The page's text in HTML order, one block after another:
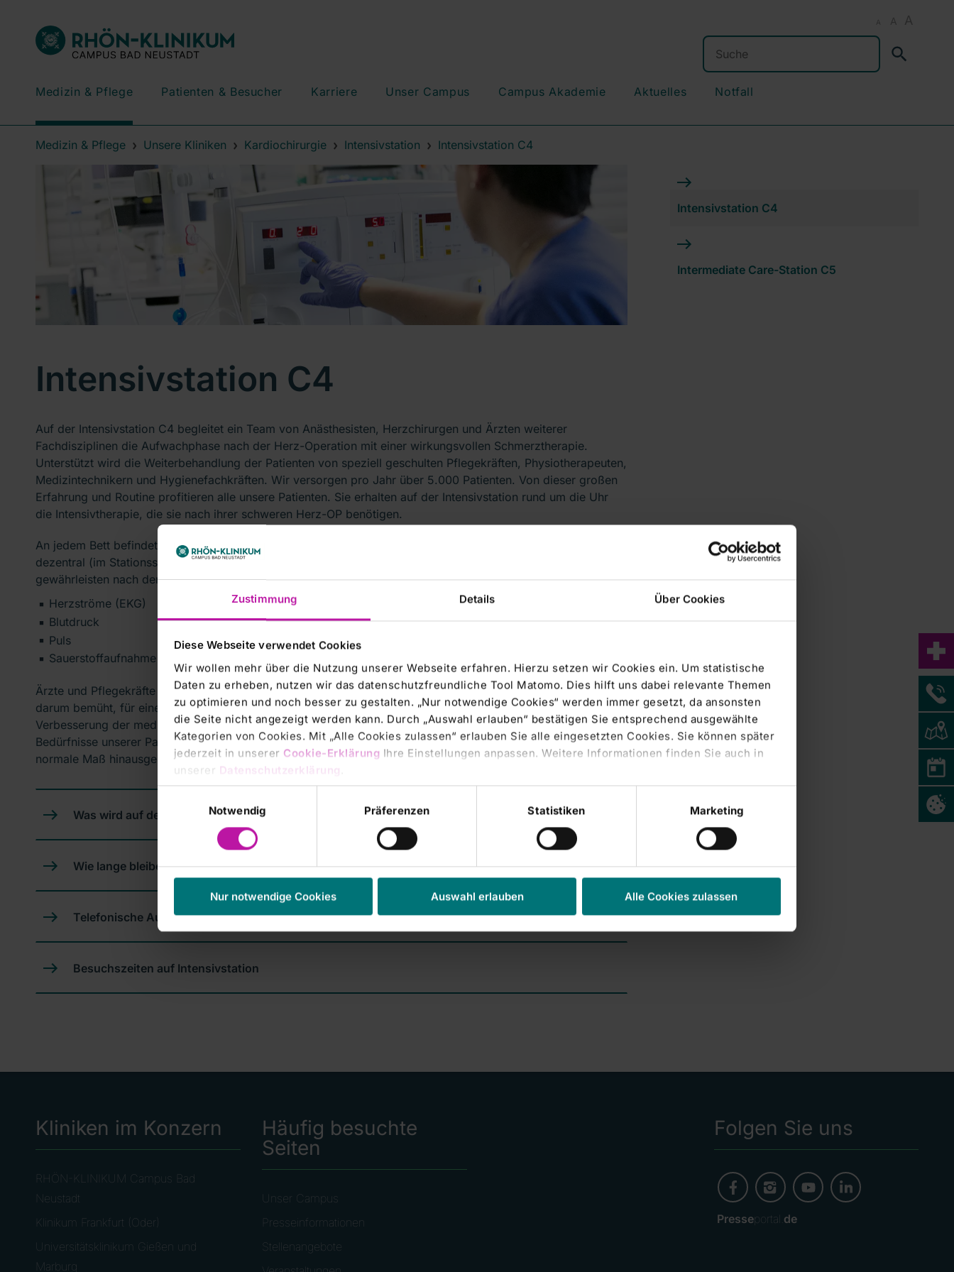
Zustimmung Details Über Cookies
Diese Webseite verwendet Cookies
Wir wollen mehr über die Nutzung unserer Webseite erfahren. Hierzu setzen wir Cookies ein. Um statistische
Daten zu erheben, nutzen wir das datenschutzfreundliche Tool Matomo. Dies hilft uns dabei relevante Themen
zu optimieren und noch besser zu gestalten. „Nur notwendige Cookies“ werden immer gesetzt, da ansonsten
die Seite nicht angezeigt werden kann. Durch „Auswahl erlauben“ bestätigen Sie entsprechend ausgewählte
Kategorien von Cookies. Mit „Alle Cookies zulassen“ erlauben Sie alle eingesetzten Cookies. Sie können später
jederzeit in unserer Cookie-Erklärung Ihre Einstellungen anpassen. Weitere Informationen finden Sie auch in
unserer Datenschutzerklärung
Einwilligungsauswahl
Notwendig
Präferenzen Statistiken Marketing
Nur notwendige Cookies Auswahl erlauben Alle Cookies zulassen
A A A
Suchen
Medizin & Pflege Patienten & Besucher Karriere Unser Campus Campus Akademie Aktuelles Notfall
Medizin & Pflege Unsere Kliniken Kardiochirurgie Intensivstation Intensivstation C4
Intensivstation C4
Auf der Intensivstation C4 begleitet ein Team von Anästhesisten, Herzchirurgen und Ärzten weiterer
Fachdisziplinen die Aufwachphase nach der Herz-Operation mit einer wirkungsvollen Schmerztherapie.
Unterstützt wird die Weiterbehandlung der Patienten von speziell geschulten Pflegekräften, Physiotherapeuten,
Medizintechnikern und Hygienefachkräften. Wir versorgen pro Jahr über 5.000 Patienten. Von dieser großen
Erfahrung und Routine profitieren alle unsere Patienten. Sie erhalten auf der Intensivstation rund um die Uhr
die Intensivtherapie, die sie nach ihrer schweren Herz-OP benötigen.
An jedem Bett befindet sich ein Patientenüberwachungssystem. Dies kann das zentral (am Patientenbett) und
dezentral (im Stationsstützpunkt) abgerufen werden. Monitore am Patientenbett sowie im Stationsstützpunkt
gewährleisten nach der OP rund um die Uhr eine lückenlose Überwachung der Vitalfunktionen des Patienten:
Herzströme (EKG)
Blutdruck
Puls
Sauerstoffaufnahme des Körpers.
Ärzte und Pflegekräfte stimmen auf der Intensivstation ständig ihre Behandlungsmaßnahmen ab. Sie sind stets
darum bemüht, für einen schmerz- und stressfreien Aufenthalt des Patienten zu sorgen. Wir haben zur
Verbesserung der medizinischen Qualität Therapiestandards, berücksichtigen aber immer die individuellen
Bedürfnisse unserer Patienten. Durch unsere Intensivtherapie erhält der Patient rund um die Uhr eine über das
normale Maß hinausgehende qualifizierte ärztliche und pflegerische Betreuung.
Was wird auf der Intensivstation gemacht?
Wie lange bleiben Patienten auf Intensivstation?
Telefonische Auskunft
Besuchszeiten auf Intensivstation
Intensivstation C4
Intermediate Care-Station C5
Kliniken im Konzern
RHÖN-KLINIKUM Campus Bad
Neustadt
Klinikum Frankfurt (Oder)
Universitätsklinikum Gießen und
Marburg
Häufig besuchte
Seiten
Unser Campus
Presseinformationen
Stellenangebote
Folgen Sie uns
Presseportal. de